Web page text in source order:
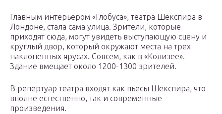
Главным интерьером «Глобуса», театра Шекспира в
Лондоне, стала сама улица. Зрители, которые
приходят сюда, могут увидеть выступающую сцену и
круглый двор, который окружают места на трех
наклоненных ярусах. Совсем, как в «Колизее».
Здание вмещает около 1200-1300 зрителей.
В репертуар театра входят как пьесы Шекспира, что
вполне естественно, так и современные
произведения.